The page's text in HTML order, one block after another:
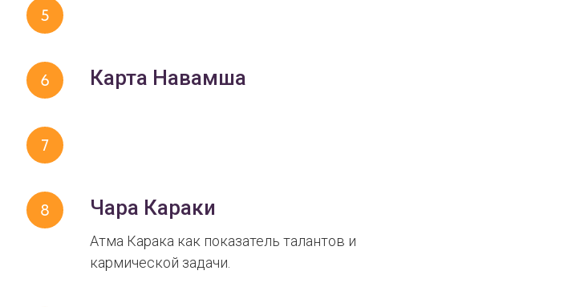
Карта Навамша
Чара Караки
Атма Карака как показатель талантов и
кармической задачи.